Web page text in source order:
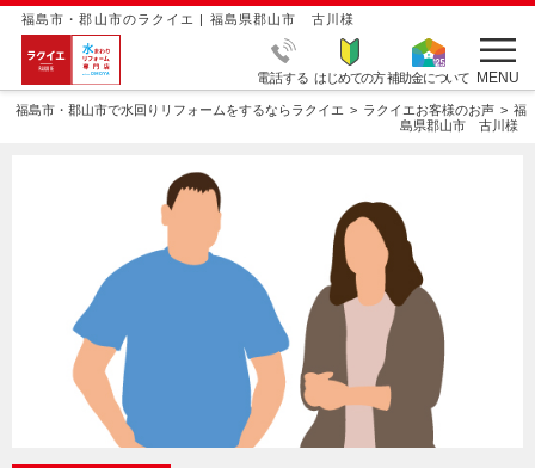
福島市・郡山市のラクイエ | 福島県郡山市 古川様
電話する はじめての方補助金について MENU
福島市・郡山市で水回りリフォームをするならラクイエ ラクイエお客様のお声
福
島県郡山市 古川様